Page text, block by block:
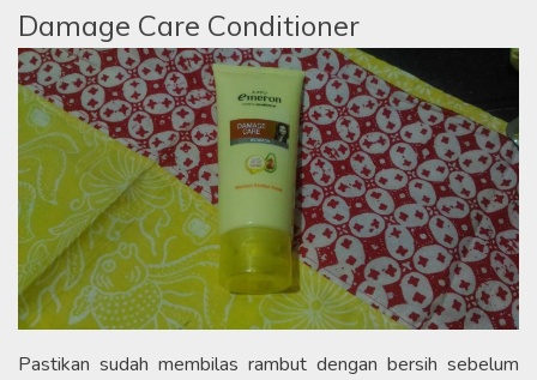
Damage Care Conditioner
Pastikan sudah membilas rambut dengan bersih sebelum